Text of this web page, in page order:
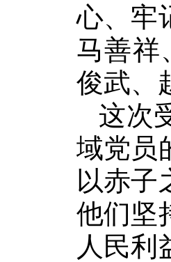
心、牢
马善祥
俊武、
这次
域党员
以赤子
他们坚
人民利